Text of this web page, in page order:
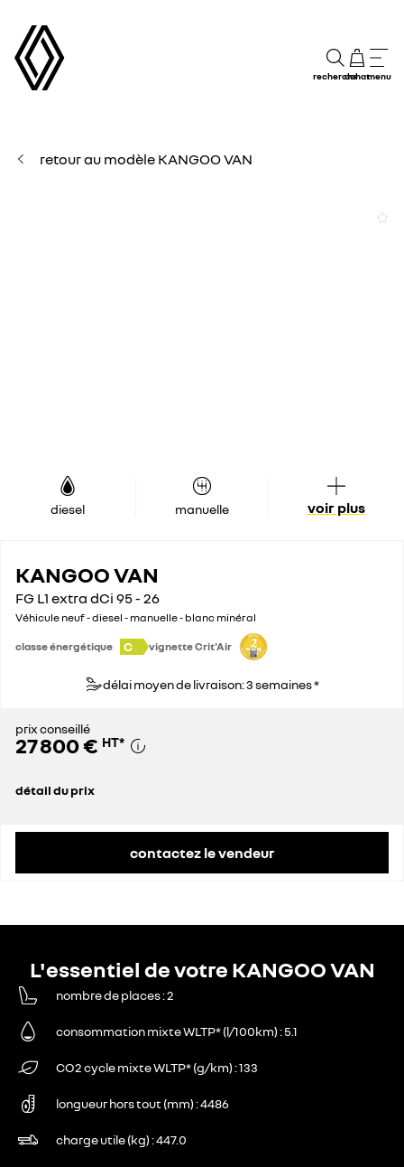
rechercheachatmenu
retour au modèle KANGOO VAN
diesel manuelle voir plus
KANGOO VAN
FG L1 extra dCi 95 - 26
Véhicule neuf - diesel - manuelle - blanc minéral
classe énergétique C vignette Crit'Air
délai moyen de livraison: 3 semaines *
prix conseillé
27 800 € HT*
détail du prix
contactez le vendeur
L'essentiel de votre KANGOO VAN
nombre de places 2
consommation mixte WLTP* (l/100km) 5.1
CO2 cycle mixte WLTP* (g/km) 133
longueur hors tout (mm) 4486
charge utile (kg) 447.0